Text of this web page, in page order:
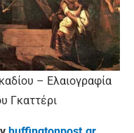
– Ελαιογραφία
Γκαττέρι